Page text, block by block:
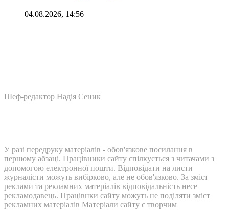
04.08.2026, 14:56
Шеф-редактор Надія Сеник
У разі передруку матеріалів - обов'язкове посилання в
першому абзаці. Працівники сайту спілкується з читачами з
допомогою електронної пошти. Відповідати на листи
журналісти можуть вибірково, але не обов'язково. За зміст
реклами та рекламних матеріалів відповідальність несе
рекламодавець. Працівнки сайту можуть не поділяти зміст
рекламних матеріалів Матеріали сайту є творчим